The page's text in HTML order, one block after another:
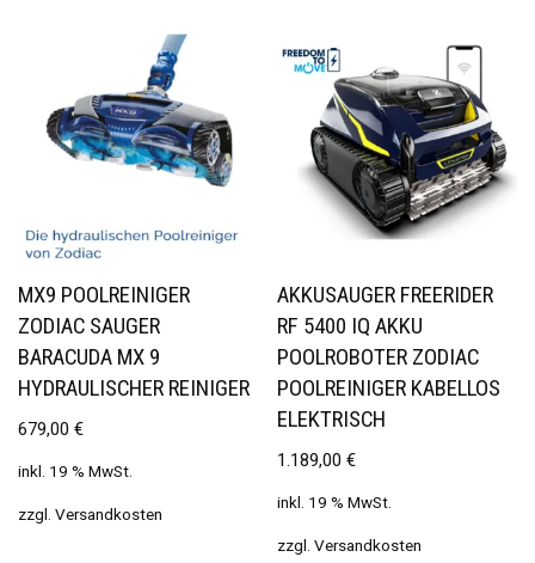
MX9 POOLREINIGER
ZODIAC SAUGER
BARACUDA MX 9
HYDRAULISCHER REINIGER
679,00 €
inkl. 19 % MwSt.
zzgl. Versandkosten
AKKUSAUGER FREERIDER
RF 5400 IQ AKKU
POOLROBOTER ZODIAC
POOLREINIGER KABELLOS
ELEKTRISCH
1.189,00€
inkl. 19 % MwSt.
zzgl.Versandkosten